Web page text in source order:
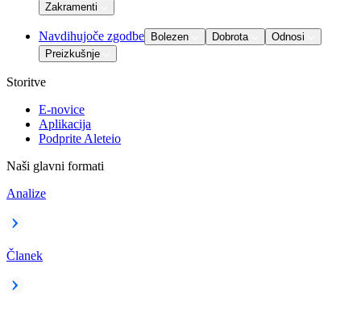
Zakramenti
Navdihujoče zgodbe Bolezen Dobrota
Odnosi
Preizkušnje
Storitve
E-novice
Aplikacija
Podprite Aleteio
Naši glavni formati
Analize
Članek